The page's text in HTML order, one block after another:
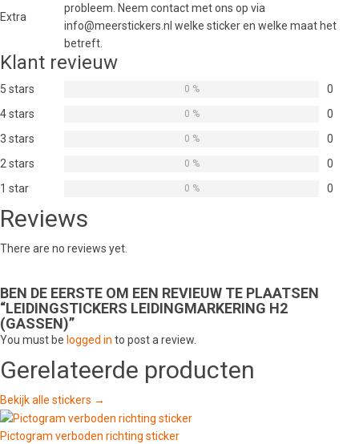
Extra
probleem. Neem contact met ons op via
info@meerstickers.nl welke sticker en welke maat het
betreft.
Klant revieuw
5 stars 0
0 %
4 stars 0
0 %
3 stars 0
0 %
2 stars 0
0 %
1 star 0
0 %
Reviews
There are no reviews yet.
BEN DE EERSTE OM EEN REVIEUW TE PLAATSEN
“LEIDINGSTICKERS LEIDINGMARKERING H2
(GASSEN)”
You must be logged in to post a review.
Gerelateerde producten
Bekijk alle stickers →
Pictogram verboden richting sticker